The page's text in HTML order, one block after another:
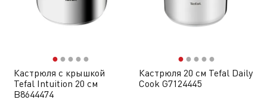
●● ● ● ●
Кастрюля с крышкой
Tefal Intuition 20 см
B8644474
●● ● ● ●
Кастрюля 20 см Tefal Daily
Cook G7124445